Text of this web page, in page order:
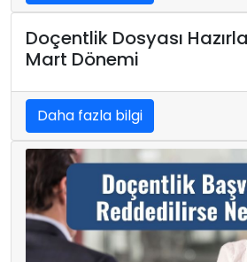
Doçentlik Dosyası
Mart Dönemi
Daha fazla bilgi